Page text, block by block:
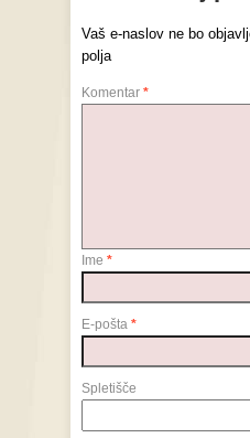
Vaš e-naslov ne bo
polja
Komentar *
Ime *
E-pošta *
Spletišče